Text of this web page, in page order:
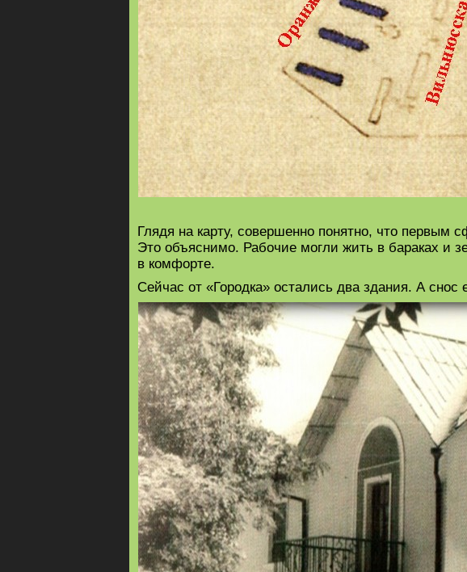
Глядя на карту, совершенно понятно, что первым
Это объяснимо. Рабочие могли жить в бараках и
в комфорте.
Сейчас от «Городка» остались два здания. А снос